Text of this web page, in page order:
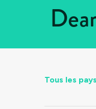
Tous les pays